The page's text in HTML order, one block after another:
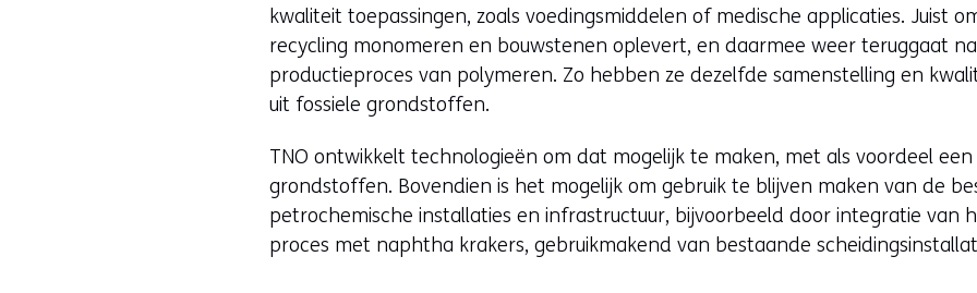
kwaliteit toepassingen, zoals voedingsmiddelen of medische applicaties. Juist
recycling monomeren en bouwstenen oplevert, en daarmee weer teruggaat
productieproces van polymeren. Zo hebben ze dezelfde samenstelling en
uit fossiele grondstoffen.
TNO ontwikkelt technologieën om dat mogelijk te maken, met als voordeel
grondstoffen. Bovendien is het mogelijk om gebruik te blijven maken van de
petrochemische installaties en infrastructuur, bijvoorbeeld door integratie van
proces met naphtha krakers, gebruikmakend van bestaande